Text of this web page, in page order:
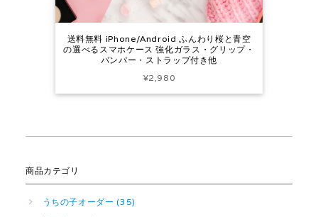
送料無料 iPhone/Android ふんわり桜と青空
の選べるスマホケース 強化ガラス・グリップ・
バンパー・ストラップ付き他
¥2,980
商品カテゴリ
うちの子オーダー (35)